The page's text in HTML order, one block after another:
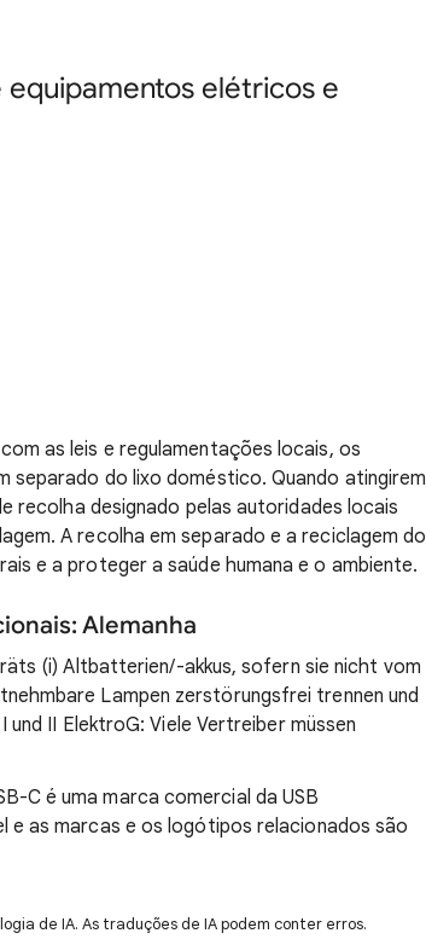
equipamentos elétricos e
as leis e regulamentações locais, os
separado do lixo doméstico. Quando atingirem
recolha designado pelas autoridades locais
A recolha em separado e a reciclagem do
e a proteger a saúde humana e o ambiente.
Alemanha
(i) Altbatterien/-akkus, sofern sie nicht vom
Lampen zerstörungsfrei trennen und
II ElektroG: Viele Vertreiber müssen
C é uma marca comercial da USB
e as marcas e os logótipos relacionados são
de IA. As traduções de IA podem conter erros.